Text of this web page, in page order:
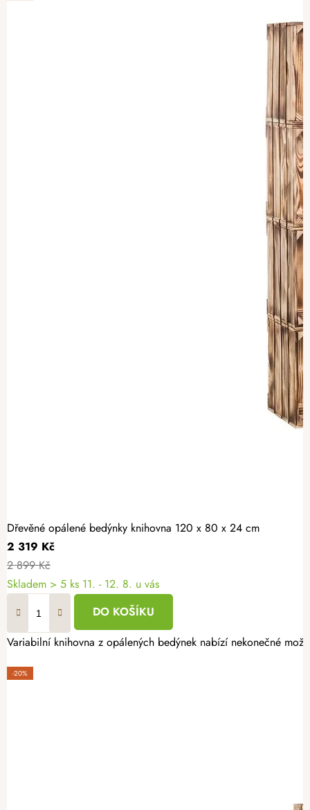
Dřevěné opálené bedýnky knihovna 120 x 80 x 24 cm
2 319 Kč
2 899 Kč
Skladem > 5 ks 11. - 12. 8. u vás
DO KOŠÍKU
Variabilní knihovna z opálených bedýnek nabízí nekonečné
-20%